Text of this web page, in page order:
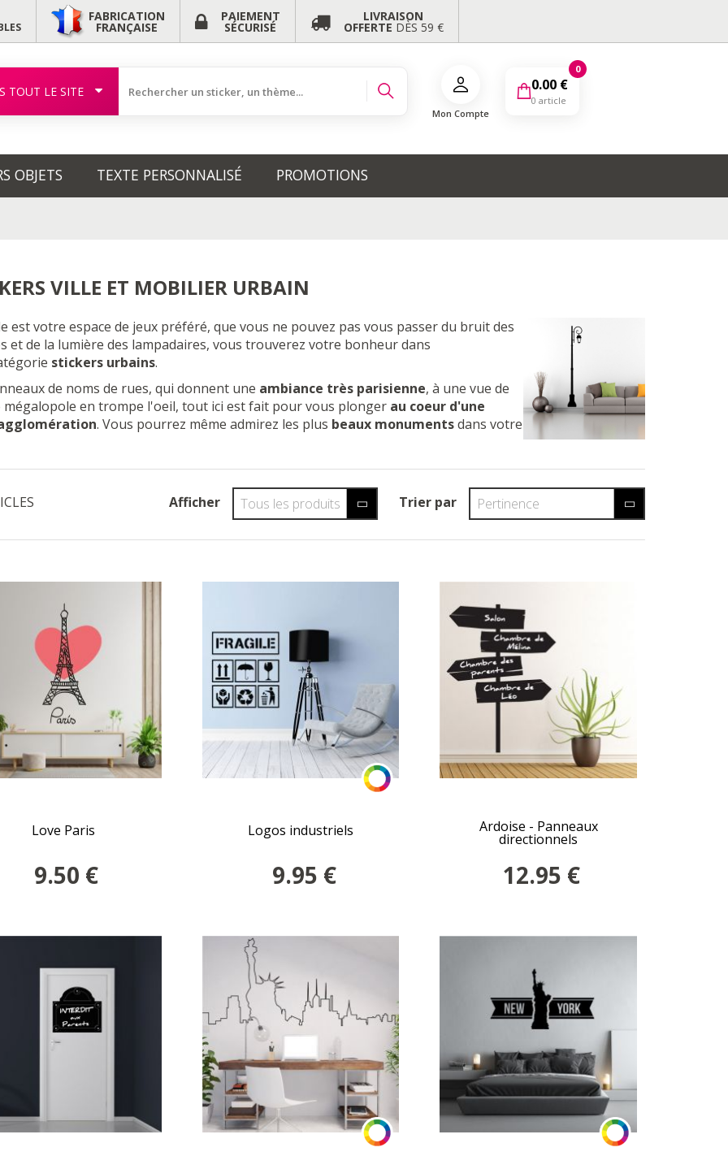
FABRICATION
FRANÇAISE
PAIEMENT
SÉCURISÉ
LIVRAISON
OFFERTE DÈS 59 €
TOUT LE SITE
Mon Compte
0
0.00 €
0 article
OBJETS TEXTE PERSONNALISÉ PROMOTIONS
VILLE ET MOBILIER URBAIN
est votre espace de jeux préféré, que vous ne pouvez pas vous passer du bruit des
et de la lumière des lampadaires, vous trouverez votre bonheur dans
stickers urbains.
de noms de rues, qui donnent une ambiance très parisienne, à une vue de
mégalopole en trompe l'oeil, tout ici est fait pour vous plonger au coeur d'une
. Vous pourrez même admirez les plus beauxmonumentsdans votre
Afficher Tous les produits Trier par Pertinence
Love Paris
9.50 €
Logos industriels
9.95 €
Ardoise - Panneaux
directionnels
12.95 €